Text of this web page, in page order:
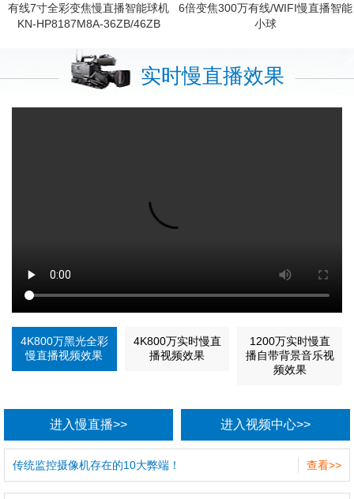
有线7寸全彩变焦慢直播智能球机
KN-HP8187M8A-36ZB/46ZB
6倍变焦300万有线/WIFI慢直播智能
小球
实时慢直播效果
4K800万黑光全彩
慢直播视频效果
4K800万实时慢直
播视频效果
1200万实时慢直
播自带背景音乐视
频效果
进入慢直播>> 进入视频中心>>
查看>>
传统监控摄像机存在的10大弊端！